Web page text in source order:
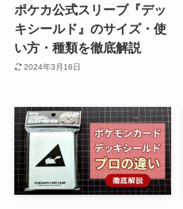
ポケカ公式スリーブ『デッ
キシールド』のサイズ・使
い方・種類を徹底解説
2024年3月16日